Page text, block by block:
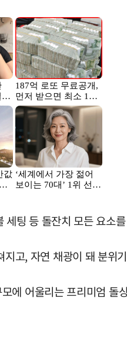
팅 등 돌잔치 모든 요소
고, 자연 채광이 돼 분위
에 어울리는 프리미엄